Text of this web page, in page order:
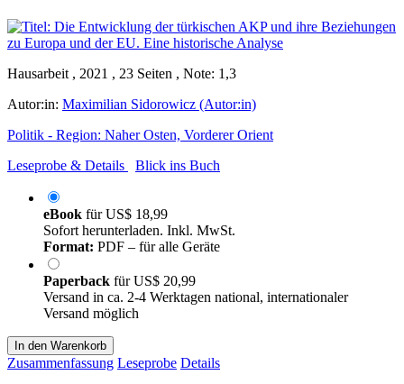
Hausarbeit , 2021 , 23 Seiten , Note: 1,3
Autor:in: Maximilian Sidorowicz (Autor:in)
Politik - Region: Naher Osten, Vorderer Orient
Leseprobe & Details
Blick ins Buch
eBook fürUS$ 18,99
Sofort herunterladen. Inkl. MwSt.
Format: PDF – für alle Geräte
Paperback fürUS$ 20,99
Versand in ca. 2-4 Werktagen national, internationaler
Versand möglich
In den Warenkorb
Zusammenfassung Leseprobe Details